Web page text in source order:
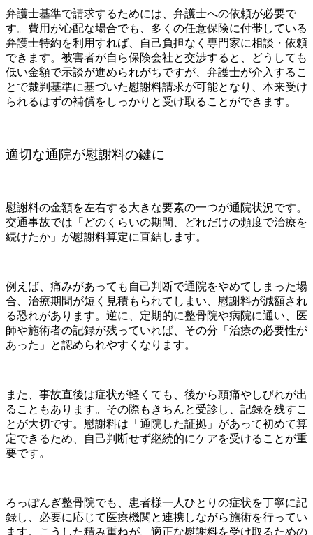
弁護士基準で請求するためには、弁護士への依頼が必要で
す。費用が心配な場合でも、多くの任意保険に付帯している
弁護士特約を利用すれば、自己負担なく専門家に相談・依頼
できます。被害者が自ら保険会社と交渉すると、どうしても
低い金額で示談が進められがちですが、弁護士が介入するこ
とで裁判基準に基づいた慰謝料請求が可能となり、本来受け
られるはずの補償をしっかりと受け取ることができます。
適切な通院が慰謝料の鍵に
慰謝料の金額を左右する大きな要素の一つが通院状況です。
交通事故では「どのくらいの期間、どれだけの頻度で治療を
続けたか」が慰謝料算定に直結します。
例えば、痛みがあっても自己判断で通院をやめてしまった場
合、治療期間が短く見積もられてしまい、慰謝料が減額され
る恐れがあります。逆に、定期的に整骨院や病院に通い、医
師や施術者の記録が残っていれば、その分「治療の必要性が
あった」と認められやすくなります。
また、事故直後は症状が軽くても、後から頭痛やしびれが出
ることもあります。その際もきちんと受診し、記録を残すこ
とが大切です。慰謝料は「通院した証拠」があって初めて算
定できるため、自己判断せず継続的にケアを受けることが重
要です。
ろっぽんぎ整骨院でも、患者様一人ひとりの症状を丁寧に記
録し、必要に応じて医療機関と連携しながら施術を行ってい
ます。こうした積み重ねが、適正な慰謝料を受け取るための